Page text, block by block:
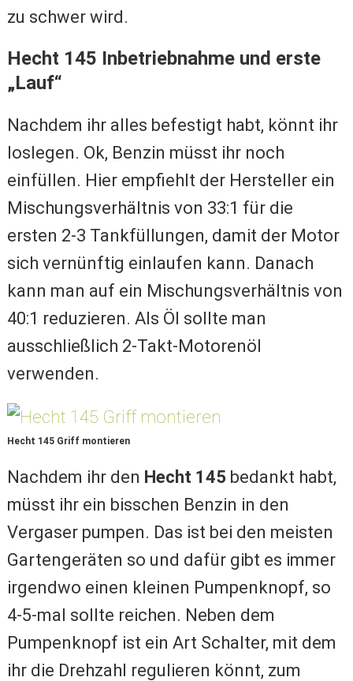
zu schwer wird.
Hecht 145 Inbetriebnahme und erste
„Lauf“
Nachdem ihr alles befestigt habt, könnt ihr
loslegen. Ok, Benzin müsst ihr noch
einfüllen. Hier empfiehlt der Hersteller ein
Mischungsverhältnis von 33:1 für die
ersten 2-3 Tankfüllungen, damit der Motor
sich vernünftig einlaufen kann. Danach
kann man auf ein Mischungsverhältnis von
40:1 reduzieren. Als Öl sollte man
ausschließlich 2-Takt-Motorenöl
verwenden.
Hecht 145 Griff montieren
Nachdem ihr den Hecht 145 bedankt habt,
müsst ihr ein bisschen Benzin in den
Vergaser pumpen. Das ist bei den meisten
Gartengeräten so und dafür gibt es immer
irgendwo einen kleinen Pumpenknopf, so
4-5-mal sollte reichen. Neben dem
Pumpenknopf ist ein Art Schalter, mit dem
ihr die Drehzahl regulieren könnt, zum